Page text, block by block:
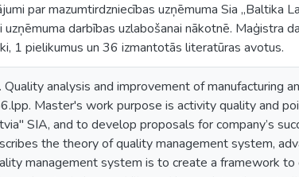
par mazumtirdzniecības uzņēmuma Sia „Baltika
darbības uzlabošanai nākotnē. Maģistra
1 pielikumus un 36 izmantotās literatūras avotus.
analysis and improvement of manufacturing
Master's work purpose is activity quality and
SIA, and to develop proposals for company’s
the theory of quality management system,
management system is to create a framework